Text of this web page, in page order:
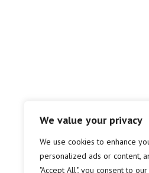
We value your privacy
We use cookies to enhance
personalized ads or content,
"Accept All", you consent to